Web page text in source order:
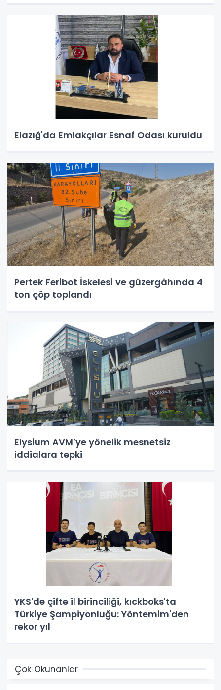
Elazığ'da Emlakçılar Esnaf Odası kuruldu
Pertek Feribot İskelesi ve güzergâhında 4
ton çöp toplandı
Elysium AVM’ye yönelik mesnetsiz
iddialara tepki
YKS'de çifte il birinciliği, kıckboks'ta
Türkiye Şampiyonluğu: Yöntemim'den
rekor yıl
Çok Okunanlar